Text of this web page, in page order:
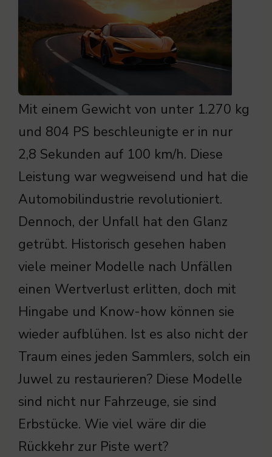
Mit einem Gewicht von unter 1.270 kg
und 804 PS beschleunigte er in nur
2,8 Sekunden auf 100 km/h. Diese
Leistung war wegweisend und hat die
Automobilindustrie revolutioniert.
Dennoch, der Unfall hat den Glanz
getrübt. Historisch gesehen haben
viele meiner Modelle nach Unfällen
einen Wertverlust erlitten, doch mit
Hingabe und Know-how können sie
wieder aufblühen. Ist es also nicht der
Traum eines jeden Sammlers, solch ein
Juwel zu restaurieren? Diese Modelle
sind nicht nur Fahrzeuge, sie sind
Erbstücke. Wie viel wäre dir die
Rückkehr zur Piste wert?